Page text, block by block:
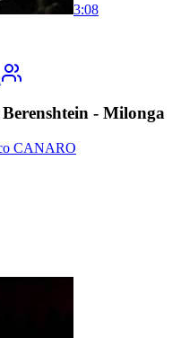
3:08
- Milonga
CANARO